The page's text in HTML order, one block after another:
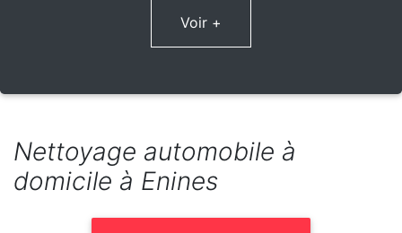
Voir +
Nettoyage automobile à
domicile à Enines